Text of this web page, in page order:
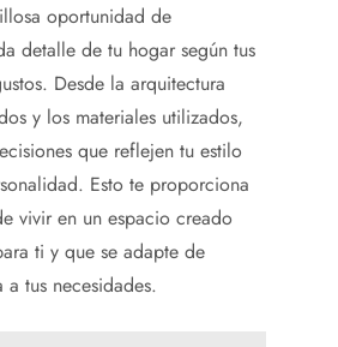
oportunidad de
detalle de tu hogar según tus
Desde la arquitectura
y los materiales utilizados,
que reflejen tu estilo
Esto te proporciona
vivir en un espacio creado
ti y que se adapte de
a tus necesidades.